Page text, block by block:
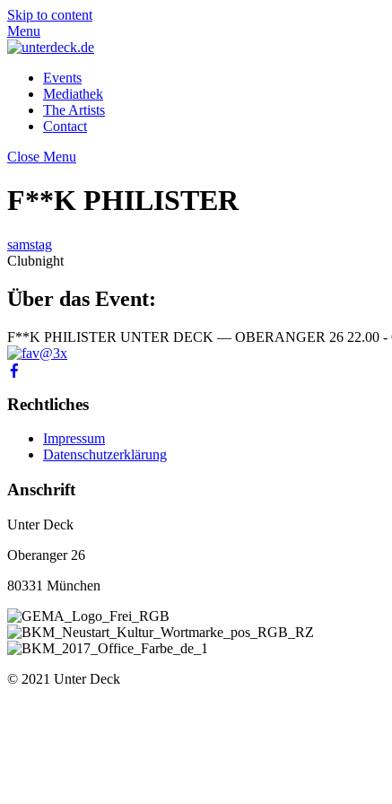
Skip to content
Menu
Events
Mediathek
The Artists
Contact
Close Menu
F**K PHILISTER
samstag
Clubnight
Über das Event:
F**K PHILISTER UNTER DECK — OBERANGER 26
Rechtliches
Impressum
Datenschutzerklärung
Anschrift
Unter Deck
Oberanger 26
80331 München
© 2021 Unter Deck